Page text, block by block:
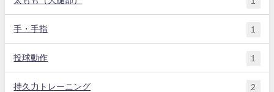
手・手指 1
投球動作 1
持久力トレーニング 2